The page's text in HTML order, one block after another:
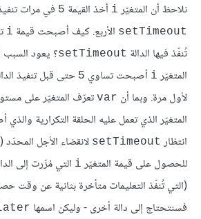
نلاحظ أن المتغيّر i أخذ القيمة 5 في مرات
setTimeout الأربع. كيف أصبحت قيمة i
تُنفّذ فيها الدالة setTimeout؟ يعود
المتغيّر i أصبحت تساوي 5 حتى قبل تنفيذ
لأول مرة. وبما أن var تعرّف المتغيّر على
المتغيّر الذي تعمل عليه الحلقة التكرارية
انتظار setTimeout
للحصول على قيمة المتغيّر i التي مُرِّرت إلى
(التي تُنفّذ التعليمات متأخرة بثانية عن وقت
فسنتحتاج إلى دالة أخرى - وليكن اسمها